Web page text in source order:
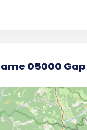
05000 Gap